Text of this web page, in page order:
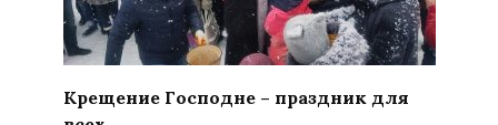
Крещение Господне – праздник для